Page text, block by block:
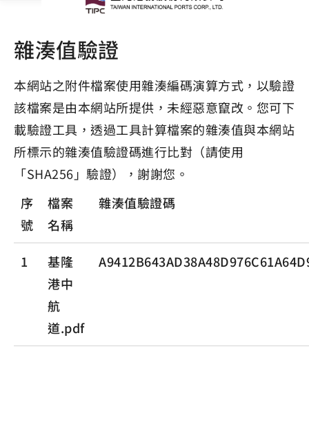
雜湊值驗證
本網站之附件檔案使用雜湊編碼演算方式，以驗證
該檔案是由本網站所提供，未經惡意竄改。您可下
載驗證工具，透過工具計算檔案的雜湊值與本網站
所標示的雜湊值驗證碼進行比對（請使用
「SHA256」驗證），謝謝您。
序
號
檔案
名稱
雜湊值驗證碼
1
基隆
港中
航
道.pdf